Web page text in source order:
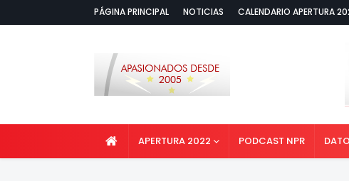
PÁGINA PRINCIPAL NOTICIAS CALENDARIO APERTURA
APERTURA 2022 PODCAST NPR